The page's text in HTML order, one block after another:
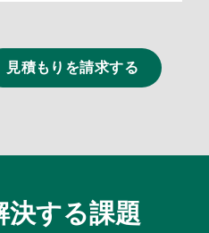
見積もりを請求する
する課題